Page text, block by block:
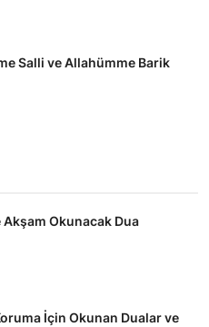
Salli ve Allahümme Barik
Akşam Okunacak Dua
İçin Okunan Dualar ve